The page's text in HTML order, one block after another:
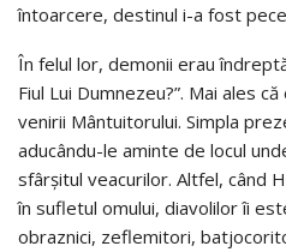
întoarcere, destinul i-a fost
În felul lor, demonii erau
Fiul Lui Dumnezeu?”. Mai ales
venirii Mântuitorului. Simpla
aducându-le aminte de locul
sfârşitul veacurilor. Altfel, când
în sufletul omului, diavolilor îi
obraznici, zeflemitori,